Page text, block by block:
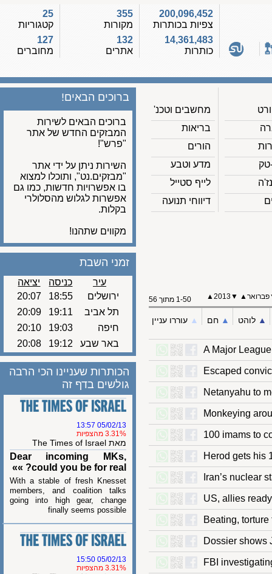
200,096,452
צפיות בכותרות
14,361,483
כותרות
355
מקורות
132
אתרים
קטגוריות
127
מחוברים
מחשבים וטכנ'
בריאות
הורים
מדע וטבע
לייף סטייל
דיווחי תנועה
ברוכים הבאים!
ברוכים הבאים לשירות
המבזקים החדש של אתר
"פרש"!
השירות ניתן על ידי אתר
"מבזקים.נט", ותוכלו למצוא
בו אפשרויות חדשות, כמו גם
אפשרות לגלוש מהסלולרי
בקלות.
מקווים שתהנו!
▲
▼
2013
▲ 1-50 מתוך 56
לוהט ▲︎ חם ▲︎ עוררו עניין
A Major
Escaped
Netanyahu
Monkeying
100 imams
Herod gets
Iran’s
US, allies
Beating,
Dossier
FBI
זמני השבת
עיר כניסה
יציאה
ירושלים
18:55
20:07
תל אביב
19:11
20:09
חיפה
19:03
20:10
באר שבע
19:12
20:08
הכותרות שעניינו הכי הרבה
גולשים בדף זה
05/02/13 13:57
3.31% מהצפיות
מאת The Times of Israel
Dear incoming MKs,
could you be for real? »»
With a stable of fresh Knesset
members, and coalition talks
going into high gear, change
finally seems possible
05/02/13 15:50
3.31% מהצפיות